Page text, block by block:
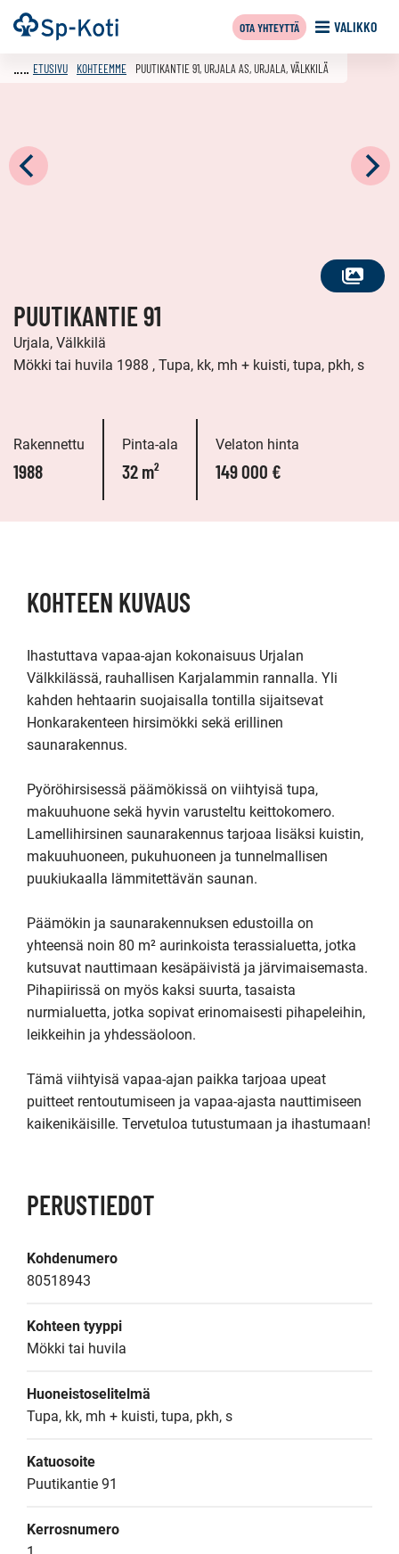
Siirry
sisältöön
Etusivu VALIKKO
OTA YHTEYTTÄ
KATSO
ETUSIVU KOHTEEMME PUUTIKANTIE 91, URJALA AS, URJALA, VÄLKKILÄ
PUUTIKANTIE 91
Urjala, Välkkilä
Mökki tai huvila 1988 , Tupa, kk, mh + kuisti, tupa, pkh, s
Rakennettu
1988
Pinta-ala
32 m²
Velaton hinta
149 000 €
KOHTEEN KUVAUS
Ihastuttava vapaa-ajan kokonaisuus Urjalan
Välkkilässä, rauhallisen Karjalammin rannalla. Yli
kahden hehtaarin suojaisalla tontilla sijaitsevat
Honkarakenteen hirsimökki sekä erillinen
saunarakennus.
Pyöröhirsisessä päämökissä on viihtyisä tupa,
makuuhuone sekä hyvin varusteltu keittokomero.
Lamellihirsinen saunarakennus tarjoaa lisäksi kuistin,
makuuhuoneen, pukuhuoneen ja tunnelmallisen
puukiukaalla lämmitettävän saunan.
Päämökin ja saunarakennuksen edustoilla on
yhteensä noin 80 m² aurinkoista terassialuetta, jotka
kutsuvat nauttimaan kesäpäivistä ja järvimaisemasta.
Pihapiirissä on myös kaksi suurta, tasaista
nurmialuetta, jotka sopivat erinomaisesti pihapeleihin,
leikkeihin ja yhdessäoloon.
Tämä viihtyisä vapaa-ajan paikka tarjoaa upeat
puitteet rentoutumiseen ja vapaa-ajasta nauttimiseen
PERUSTIEDOT
Kohdenumero
80518943
Kohteen tyyppi
Mökki tai huvila
Huoneistoselitelmä
Tupa, kk, mh + kuisti, tupa, pkh, s
Katuosoite
Puutikantie 91
Kerrosnumero